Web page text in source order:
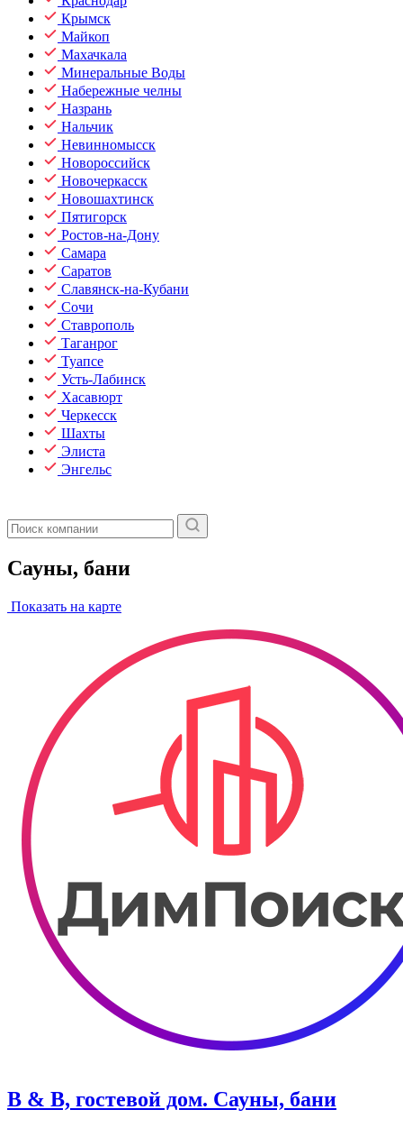
Крымск
Майкоп
Махачкала
Минеральные Воды
Набережные челны
Назрань
Нальчик
Невинномысск
Новороссийск
Новочеркасск
Новошахтинск
Пятигорск
Ростов-на-Дону
Самара
Саратов
Славянск-на-Кубани
Сочи
Ставрополь
Таганрог
Туапсе
Усть-Лабинск
Хасавюрт
Черкесск
Шахты
Элиста
Энгельс
Сауны, бани
Показать на карте
B & B, гостевой дом. Сауны, бани